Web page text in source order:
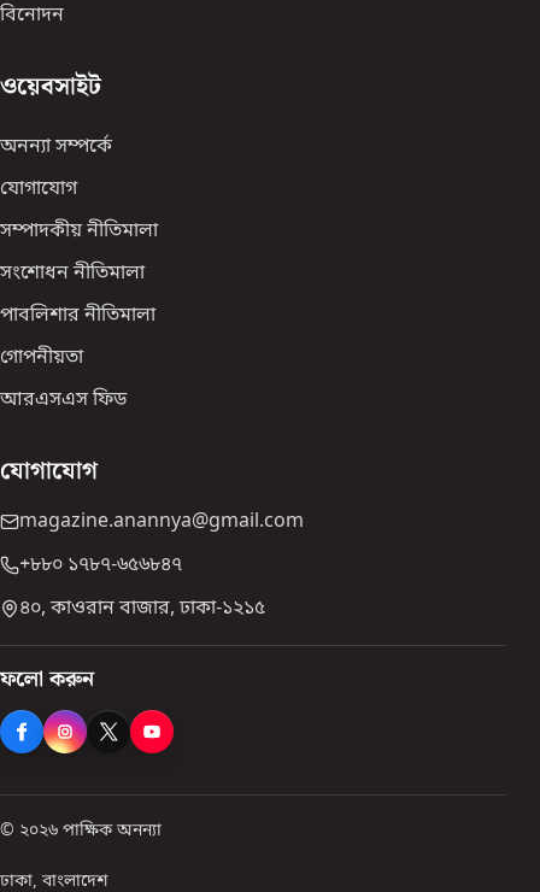
বিনোদন
ওয়েবসাইট
অনন্যা সম্পর্কে
যোগাযোগ
সম্পাদকীয় নীতিমালা
সংশোধন নীতিমালা
পাবলিশার নীতিমালা
গোপনীয়তা
আরএসএস ফিড
যোগাযোগ
magazine.anannya@gmail.com
+৮৮০ ১৭৮৭-৬৫৬৮৪৭
৪০, কাওরান বাজার, ঢাকা-১২১৫
ফলো করুন
© ২০২৬ পাক্ষিক অনন্যা
ঢাকা, বাংলাদেশ